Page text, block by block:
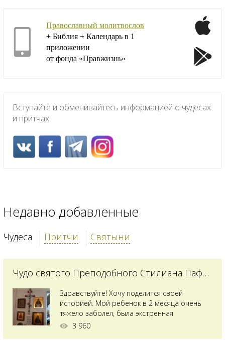
Православный молитвослов
+ Библия + Календарь в 1
приложении
от фонда «Правжизнь»
Вступайте и обменивайтесь информацией о чудесах
и притчах
Недавно добавленные
Чудеса Притчи Святыни
Чудо святого Преподобного Стилиана Пафлагонского
Здравствуйте! Хочу поделится своей
историей. Мой ребенок в 2 месяца очень
тяжело заболел, была экстренная
сложнейшая операция, состояние после
3 960